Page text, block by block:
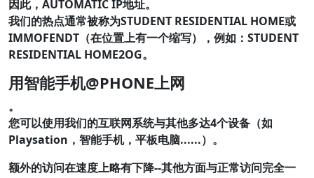
因此， AUTOMATIC IP地址。
我们的热点通常被称为STUDENT RESIDENTIAL HOME或
IMMOFENDT（在位置上有一个缩写），例如：STUDENT
RESIDENTIAL HOME2OG。
用智能手机@PHONE上网
。
您可以使用我们的互联网系统与其他多达4个设备（如
Playsation，智能手机，平板电脑......）。
额外的访问在速度上略有下降--其他方面与正常访问完全一